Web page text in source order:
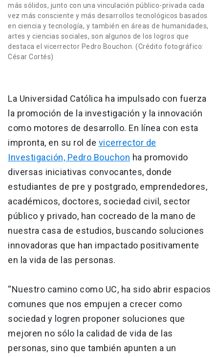
más sólidos, junto con una vinculación público-privada cada
vez más consciente y más desarrollos tecnológicos basados
en ciencia y tecnología, y también en áreas de humanidades,
artes y ciencias sociales, son algunos de los logros que
destaca el vicerrector Pedro Bouchon. (Crédito fotográfico:
César Cortés)
La Universidad Católica ha impulsado con fuerza
la promoción de la investigación y la innovación
como motores de desarrollo. En línea con esta
impronta, en su rol de vicerrector de
Investigación, Pedro Bouchon ha promovido
diversas iniciativas convocantes, donde
estudiantes de pre y postgrado, emprendedores,
académicos, doctores, sociedad civil, sector
público y privado, han cocreado de la mano de
nuestra casa de estudios, buscando soluciones
innovadoras que han impactado positivamente
en la vida de las personas.
“Nuestro camino como UC, ha sido abrir espacios
comunes que nos empujen a crecer como
sociedad y logren proponer soluciones que
mejoren no sólo la calidad de vida de las
personas, sino que también apunten a un